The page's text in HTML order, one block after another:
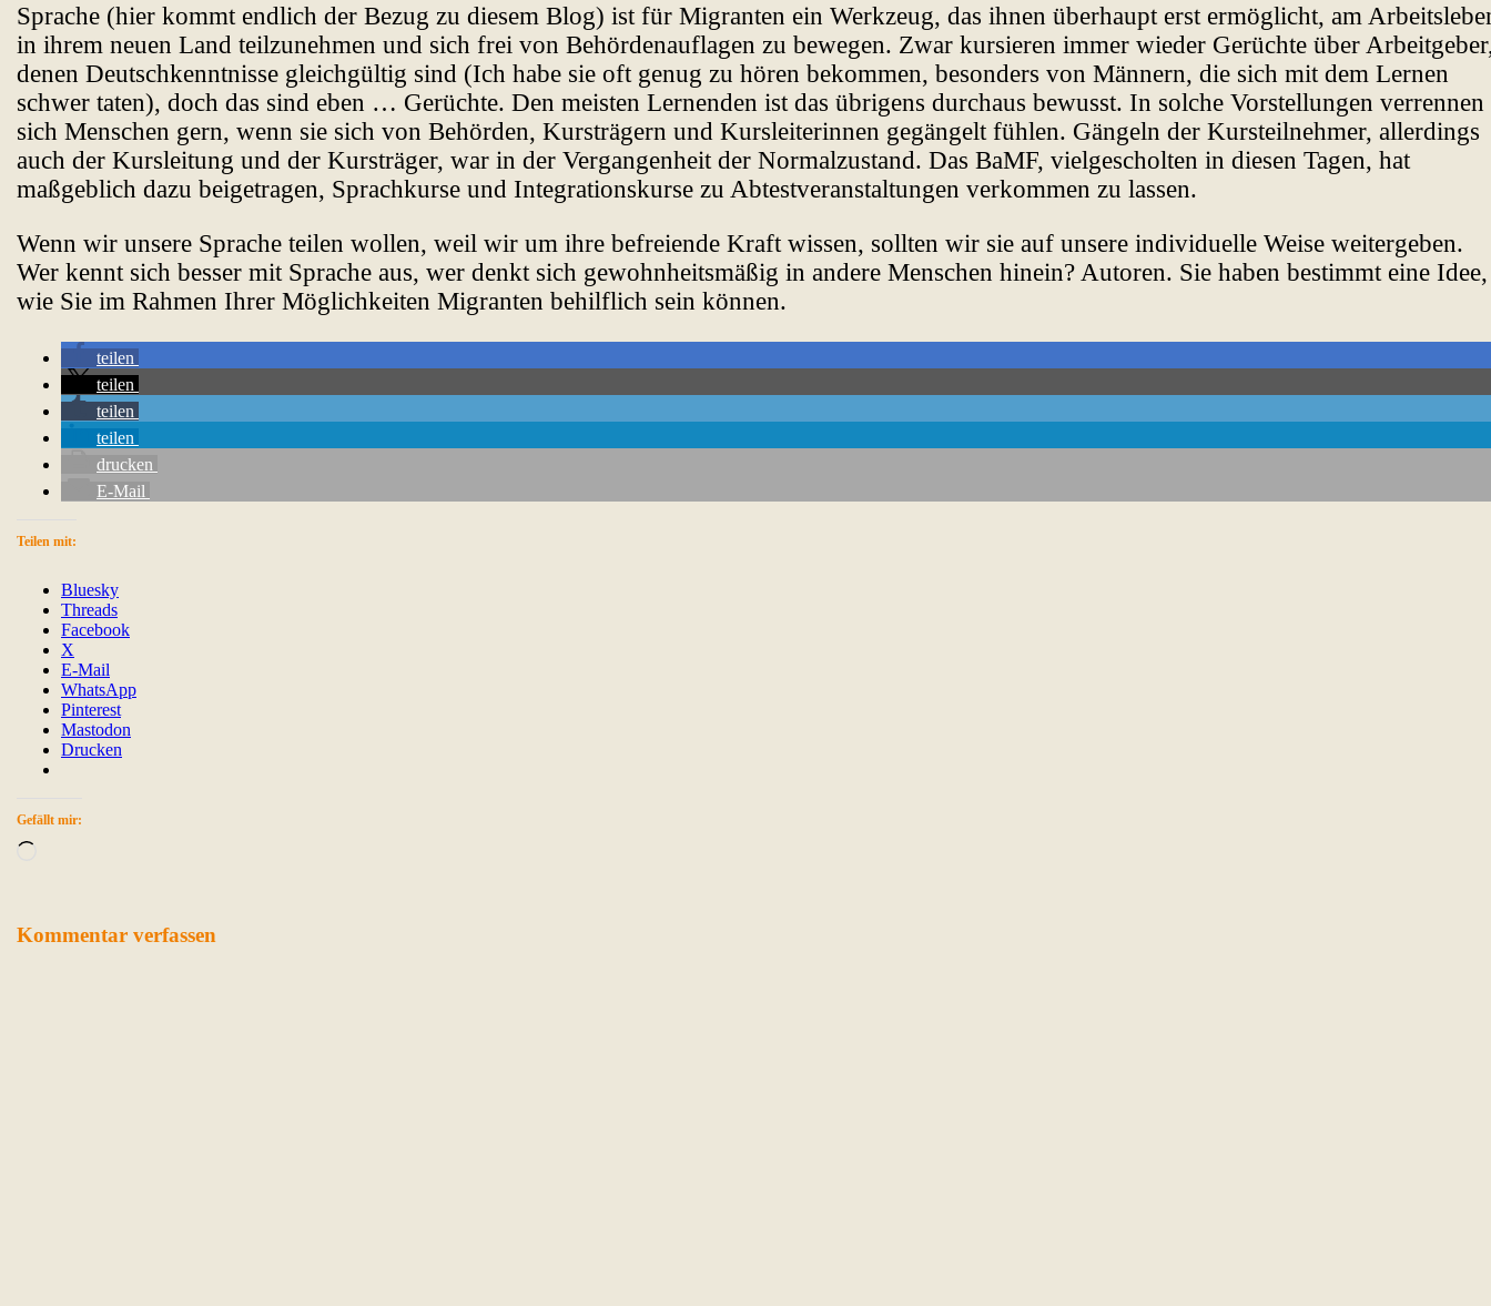
Sprache (hier kommt endlich der Bezug zu diesem Blog) ist für Migranten ein Werkzeug, das ihnen überhaupt erst ermöglicht, am
in ihrem neuen Land teilzunehmen und sich frei von Behördenauflagen zu bewegen. Zwar kursieren immer wieder Gerüchte über
denen Deutschkenntnisse gleichgültig sind (Ich habe sie oft genug zu hören bekommen, besonders von Männern, die sich mit dem Lernen
schwer taten), doch das sind eben … Gerüchte. Den meisten Lernenden ist das übrigens durchaus bewusst. In solche Vorstellungen verrennen
sich Menschen gern, wenn sie sich von Behörden, Kursträgern und Kursleiterinnen gegängelt fühlen. Gängeln der Kursteilnehmer, allerdings
auch der Kursleitung und der Kursträger, war in der Vergangenheit der Normalzustand. Das BaMF, vielgescholten in diesen Tagen, hat
maßgeblich dazu beigetragen, Sprachkurse und Integrationskurse zu Abtestveranstaltungen verkommen zu lassen.
Wenn wir unsere Sprache teilen wollen, weil wir um ihre befreiende Kraft wissen, sollten wir sie auf unsere individuelle Weise weitergeben.
Wer kennt sich besser mit Sprache aus, wer denkt sich gewohnheitsmäßig in andere Menschen hinein? Autoren. Sie haben bestimmt eine Idee,
wie Sie im Rahmen Ihrer Möglichkeiten Migranten behilflich sein können.
teilen
teilen
teilen
teilen
drucken
E-Mail
Teilen mit:
Bluesky
Threads
Facebook
X
E-Mail
WhatsApp
Pinterest
Mastodon
Drucken
Gefällt mir:
Kommentar verfassen